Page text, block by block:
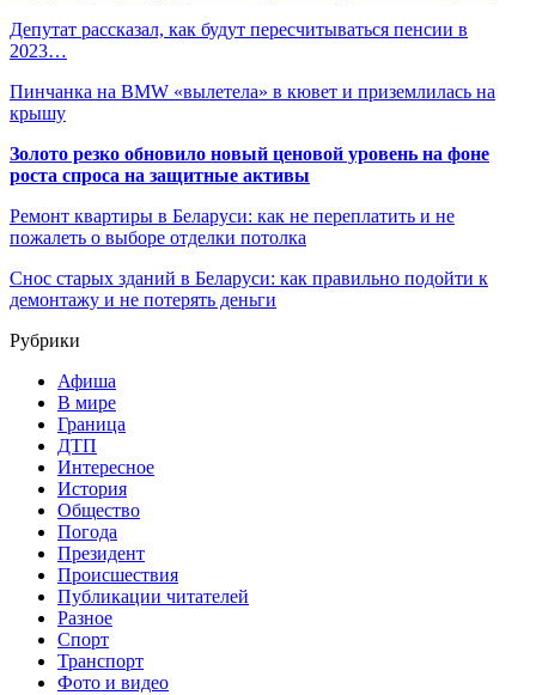
Депутат рассказал, как будут пересчитываться пенсии в
2023…
Пинчанка на BMW «вылетела» в кювет и приземлилась на
крышу
Золото резко обновило новый ценовой уровень на фоне
роста спроса на защитные активы
Ремонт квартиры в Беларуси: как не переплатить и не
пожалеть о выборе отделки потолка
Снос старых зданий в Беларуси: как правильно подойти к
демонтажу и не потерять деньги
Рубрики
Афиша
В мире
Граница
ДТП
Интересное
История
Общество
Погода
Президент
Происшествия
Публикации читателей
Разное
Спорт
Транспорт
Фото и видео